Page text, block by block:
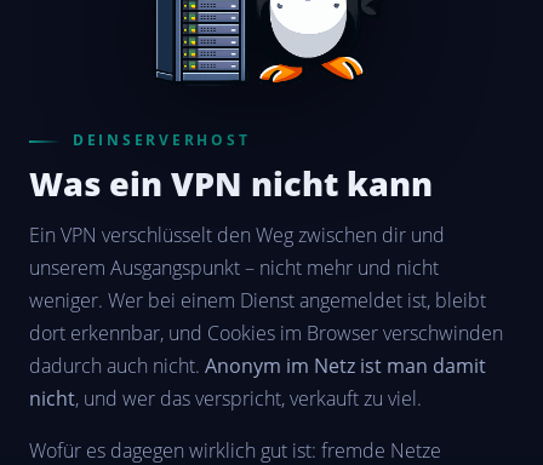
DEINSERVERHOST
Was ein VPN nicht kann
Ein VPN verschlüsselt den Weg zwischen dir und
unserem Ausgangspunkt – nicht mehr und nicht
weniger. Wer bei einem Dienst angemeldet ist, bleibt
dort erkennbar, und Cookies im Browser verschwinden
dadurch auch nicht. Anonym im Netz ist man damit
nicht, und wer das verspricht, verkauft zu viel.
Wofür es dagegen wirklich gut ist: fremde Netze